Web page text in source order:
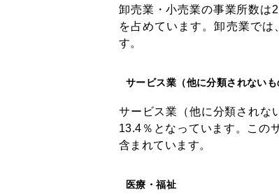
卸売業・小売業の事業所数は
を占めています。卸売業で
す。
サービス業（他に分類されないも
サービス業（他に分類されな
13.4％となっています。この
含まれています。
医療・福祉